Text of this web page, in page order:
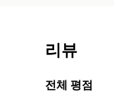
리뷰
전체 평점